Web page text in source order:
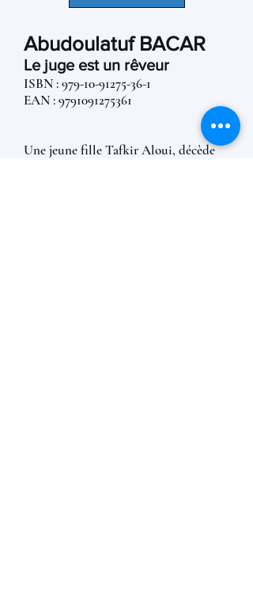
Abudoulatuf BACAR
Le juge est un rêveur
ISBN :979-10-91275-36-1
EAN : 9791091275361
Une jeune fille Tafkir Aloui, décède